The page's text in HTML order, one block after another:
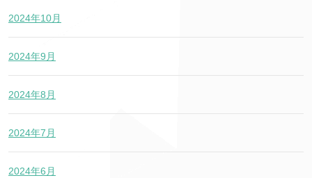
2024年10月
2024年9月
2024年8月
2024年7月
2024年6月